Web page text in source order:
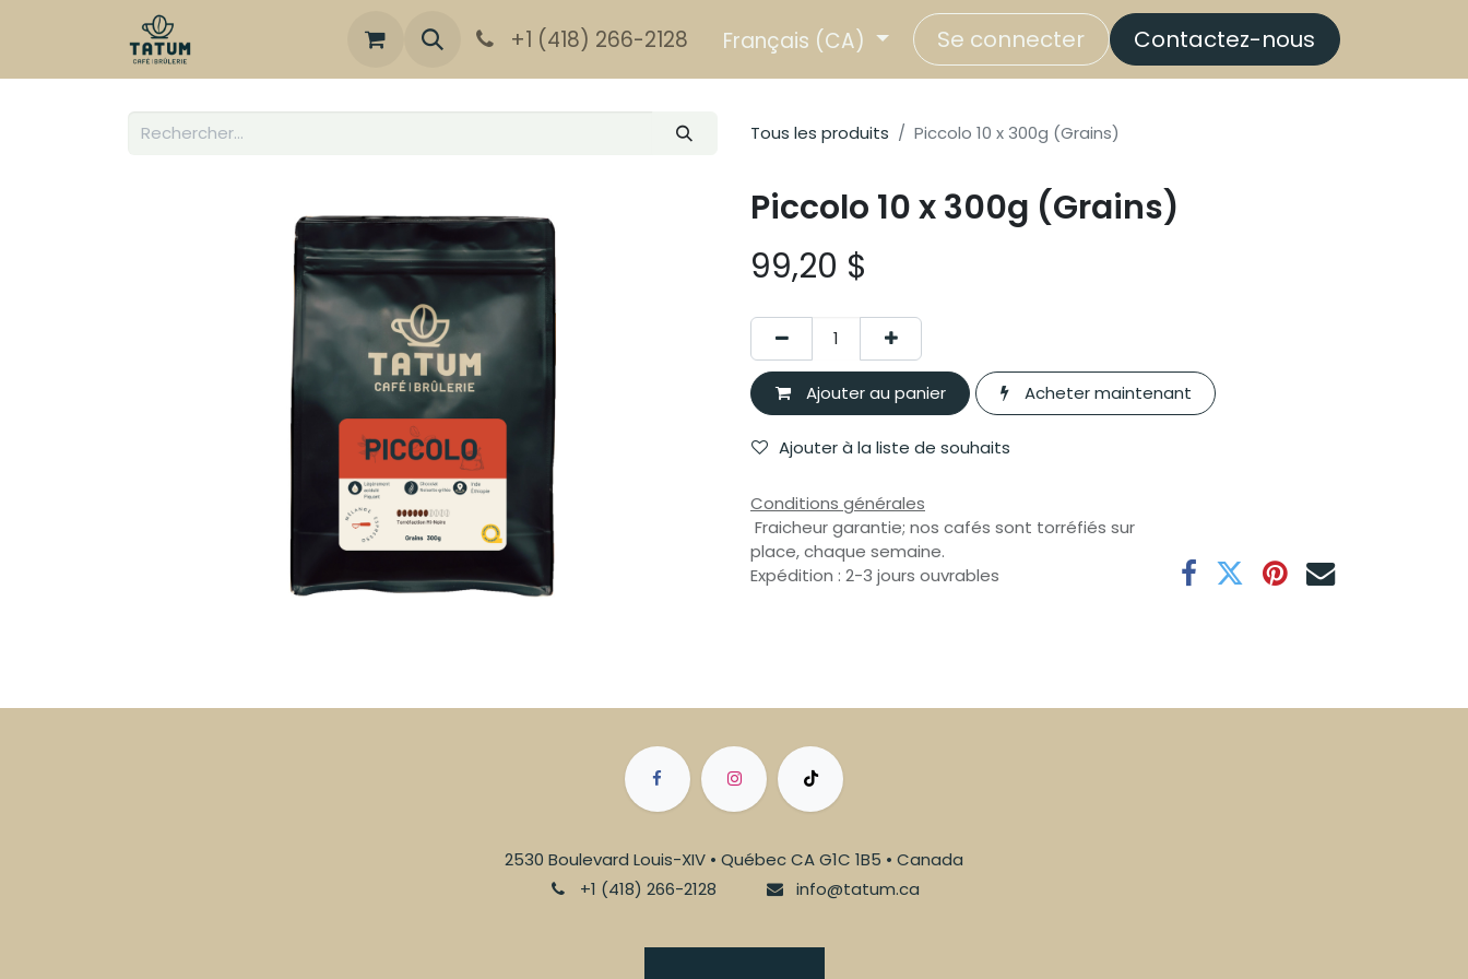
+1 (418) 266-2128 Français (CA) Se connecter Contactez-nous
Tous les produits Piccolo 10 x 300g (Grains)
Piccolo 10 x 300g (Grains)
99,20 $
Ajouter au panier Acheter maintenant
Ajouter à la liste de souhaits
Conditions générales
Fraicheur garantie; nos cafés sont torréfiés sur
place, chaque semaine.
Expédition : 2-3 jours ouvrables
2530 Boulevard Louis-XIV • Québec CA G1C 1B5 • Canada
+1 (418) 266-2128
info@tatum.ca